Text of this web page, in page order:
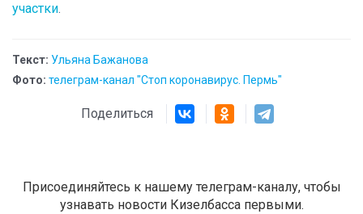
участки.
Текст: Ульяна Бажанова
Фото: телеграм-канал "Стоп коронавирус. Пермь"
Поделиться
Присоединяйтесь к нашему телеграм-каналу, чтобы
узнавать новости Кизелбасса первыми.